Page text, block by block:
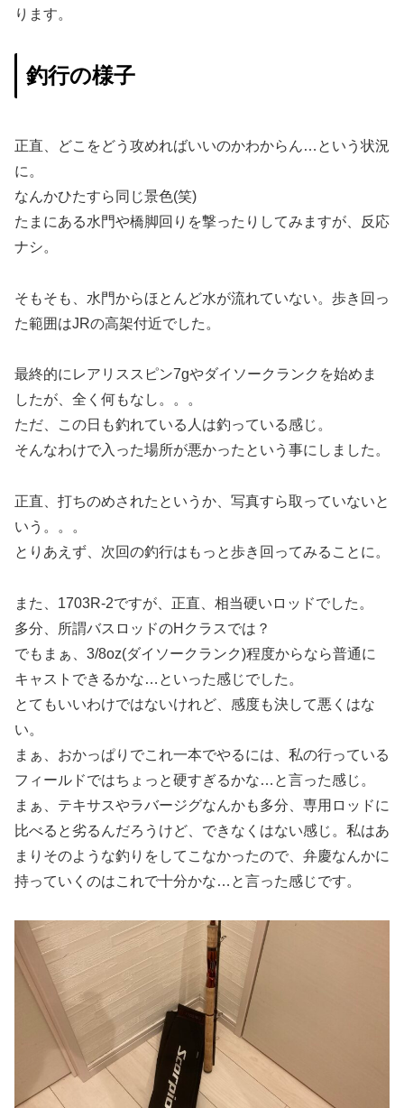
ります。
釣行の様子
正直、どこをどう攻めればいいのかわからん…という状況
に。
なんかひたすら同じ景色(笑)
たまにある水門や橋脚回りを撃ったりしてみますが、反応
ナシ。
そもそも、水門からほとんど水が流れていない。歩き回っ
た範囲はJRの高架付近でした。
最終的にレアリススピン7gやダイソークランクを始めま
したが、全く何もなし。。。
ただ、この日も釣れている人は釣っている感じ。
そんなわけで入った場所が悪かったという事にしました。
正直、打ちのめされたというか、写真すら取っていないと
いう。。。
とりあえず、次回の釣行はもっと歩き回ってみることに。
また、1703R-2ですが、正直、相当硬いロッドでした。
多分、所謂バスロッドのHクラスでは？
でもまぁ、3/8oz(ダイソークランク)程度からなら普通に
キャストできるかな…といった感じでした。
とてもいいわけではないけれど、感度も決して悪くはな
い。
まぁ、おかっぱりでこれ一本でやるには、私の行っている
フィールドではちょっと硬すぎるかな…と言った感じ。
まぁ、テキサスやラバージグなんかも多分、専用ロッドに
比べると劣るんだろうけど、できなくはない感じ。私はあ
まりそのような釣りをしてこなかったので、弁慶なんかに
持っていくのはこれで十分かな…と言った感じです。